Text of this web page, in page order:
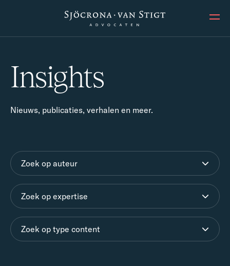
Insights
Nieuws, publicaties, verhalen en meer.
Zoek op auteur
Zoek op expertise
Zoek op type content